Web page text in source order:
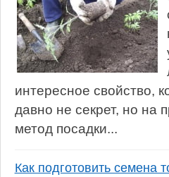
интересное свойство,
давно не секрет, но на
метод посадки...
Как подготовить семена